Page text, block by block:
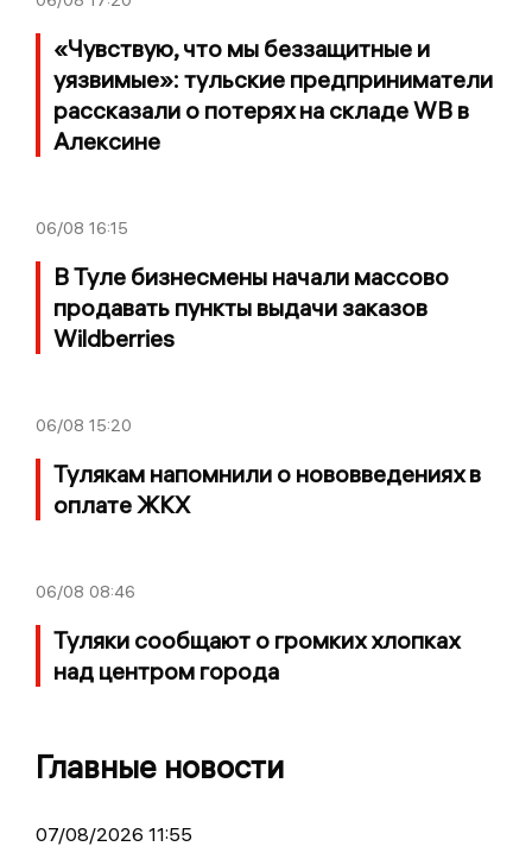
«Чувствую, что мы беззащитные и
уязвимые»: тульские предприниматели
рассказали о потерях на складе WB в
Алексине
06/08 16:15
В Туле бизнесмены начали массово
продавать пункты выдачи заказов
Wildberries
06/08 15:20
Тулякам напомнили о нововведениях в
оплате ЖКХ
06/08 08:46
Туляки сообщают о громких хлопках
над центром города
Главные новости
07/08/2026 11:55